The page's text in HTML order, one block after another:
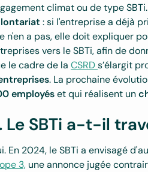
climat ou de type
: si l'entreprise a déjà
n'en a pas, elle doit expliquer
vers le SBTi, afin de
le cadre de laCSRDs’élargit
. La prochaine
employéset qui réalisent un
Le SBTi a-t-il
En 2024, le SBTi a envisagé
3, une annonce jugée